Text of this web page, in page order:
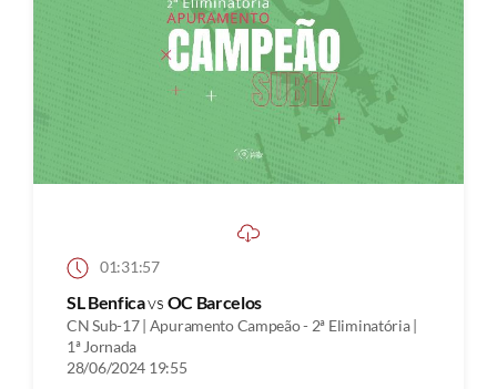
01:31:57
SL Benficavs OC Barcelos
CN Sub-17 | Apuramento Campeão - 2ª Eliminatória |
1ª Jornada
28/06/2024 19:55